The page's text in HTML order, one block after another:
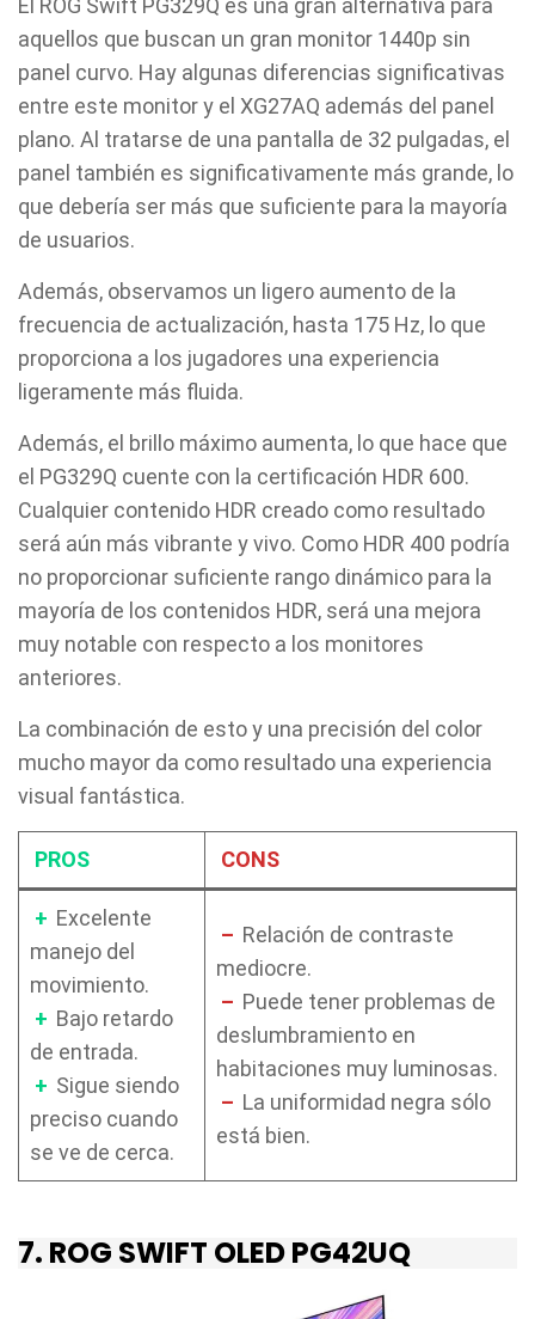
El ROG Swift PG329Q es una gran alternativa para
aquellos que buscan un gran monitor 1440p sin
panel curvo. Hay algunas diferencias significativas
entre este monitor y el XG27AQ además del panel
plano. Al tratarse de una pantalla de 32 pulgadas, el
panel también es significativamente más grande, lo
que debería ser más que suficiente para la mayoría
de usuarios.
Además, observamos un ligero aumento de la
frecuencia de actualización, hasta 175 Hz, lo que
proporciona a los jugadores una experiencia
ligeramente más fluida.
Además, el brillo máximo aumenta, lo que hace que
el PG329Q cuente con la certificación HDR 600.
Cualquier contenido HDR creado como resultado
será aún más vibrante y vivo. Como HDR 400 podría
no proporcionar suficiente rango dinámico para la
mayoría de los contenidos HDR, será una mejora
muy notable con respecto a los monitores
anteriores.
La combinación de esto y una precisión del color
mucho mayor da como resultado una experiencia
visual fantástica.
PROS CONS
+ Excelente
manejo del
movimiento.
+ Bajo retardo
de entrada.
+ Sigue siendo
preciso cuando
se ve de cerca.
– Relación de contraste
mediocre.
– Puede tener problemas de
deslumbramiento en
habitaciones muy luminosas.
– La uniformidad negra sólo
está bien.
7. ROG SWIFT OLED PG42UQ